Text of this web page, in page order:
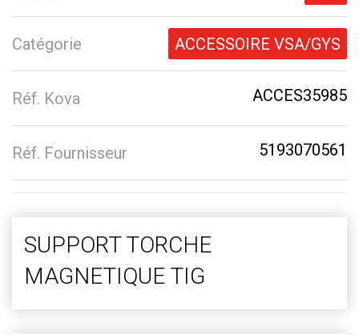
Catégorie ACCESSOIRE VSA/GYS
Réf. Kova ACCES35985
Réf. Fournisseur 5193070561
SUPPORT TORCHE
MAGNETIQUE TIG